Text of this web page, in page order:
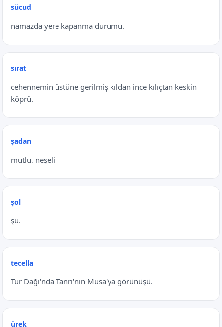
sücud
namazda yere kapanma durumu.
sırat
cehennemin üstüne gerilmiş kıldan ince kılıçtan keskin
köprü.
şadan
mutlu, neşeli.
şol
şu.
tecella
Tur Dağı'nda Tanrı'nın Musa'ya görünüşü.
ürek